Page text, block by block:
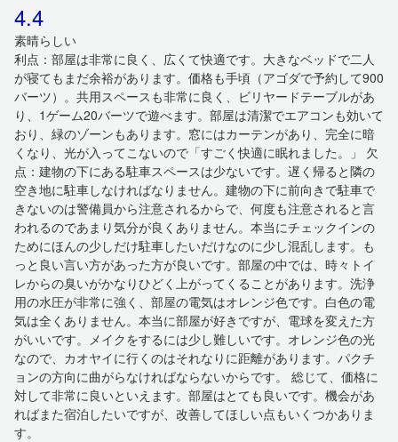
4.4
素晴らしい
利点：部屋は非常に良く、広くて快適です。大きなベッドで二人
が寝てもまだ余裕があります。価格も手頃（アゴダで予約して900
バーツ）。共用スペースも非常に良く、ビリヤードテーブルがあ
り、1ゲーム20バーツで遊べます。部屋は清潔でエアコンも効いて
おり、緑のゾーンもあります。窓にはカーテンがあり、完全に暗
くなり、光が入ってこないので「すごく快適に眠れました。」 欠
点：建物の下にある駐車スペースは少ないです。遅く帰ると隣の
空き地に駐車しなければなりません。建物の下に前向きで駐車で
きないのは警備員から注意されるからで、何度も注意されると言
われるのであまり気分が良くありません。本当にチェックインの
ためにほんの少しだけ駐車したいだけなのに少し混乱します。も
っと良い言い方があった方が良いです。部屋の中では、時々トイ
レからの臭いがかなりひどく上がってくることがあります。洗浄
用の水圧が非常に強く、部屋の電気はオレンジ色です。白色の電
気は全くありません。本当に部屋が好きですが、電球を変えた方
がいいです。メイクをするには少し難しいです。オレンジ色の光
なので、カオヤイに行くのはそれなりに距離があります。パクチ
ョンの方向に曲がらなければならないからです。 総じて、価格に
対して非常に良いといえます。部屋はとても良いです。機会があ
ればまた宿泊したいですが、改善してほしい点もいくつかありま
す。